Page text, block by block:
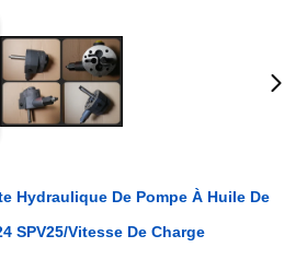
Hydraulique De Pompe À Huile De
SPV25/vitesse De Charge